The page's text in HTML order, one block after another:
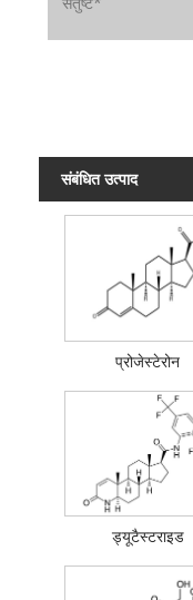
संबंधित उत्पाद
प्रोजेस्टेरोन
ड्यूटैस्टराइड